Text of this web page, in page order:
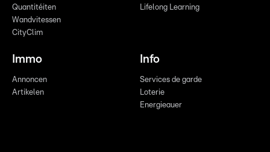
Quantitéiten
Wandvitessen
CityClim
Lifelong Learning
Immo
Annoncen
Artikelen
Info
Services de garde
Loterie
Energieauer